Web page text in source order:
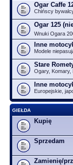
Ogar Caffe
Chińscy
Ogar 125
Wnuki Ogara
Inne
Modele
Stare
Ogary, Komary,
Inne
Europejskie,
GIEŁDA
Kupię
Sprzedam
Zamienię/